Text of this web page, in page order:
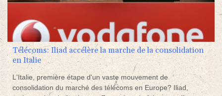
Télécoms: Iliad accélère la marche de la consolidation
en Italie
L'Italie, première étape d'un vaste mouvement de
consolidation du marché des télécoms en Europe? Iliad,